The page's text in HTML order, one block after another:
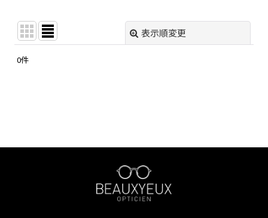
表示順変更
表示数
0件